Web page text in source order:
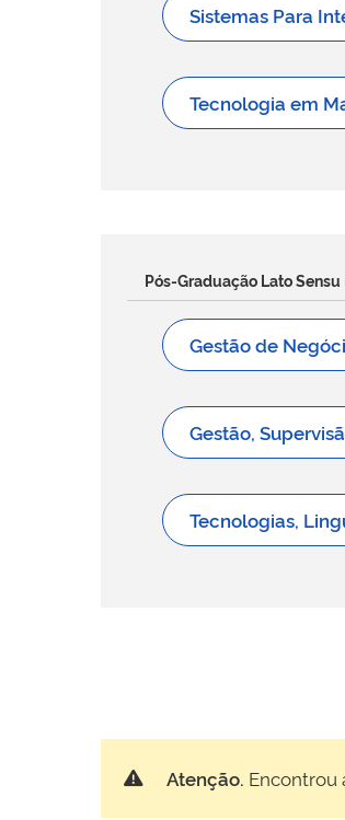
Sistemas Para
Tecnologia em
Pós-Graduação Lato
Gestão de
Gestão,
Tecnologias,
Atenção. Encontrou